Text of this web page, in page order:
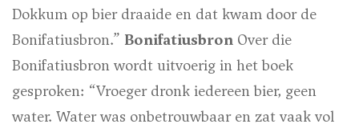
Dokkum op bier draaide en dat kwam door de
Bonifatiusbron.” Bonifatiusbron Over die
Bonifatiusbron wordt uitvoerig in het boek
gesproken: “Vroeger dronk iedereen bier, geen
water. Water was onbetrouwbaar en zat vaak vol